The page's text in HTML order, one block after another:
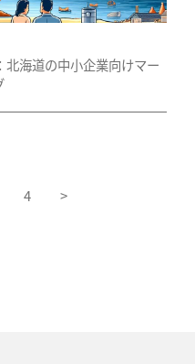
北海道の中小企業向けマー
4 >